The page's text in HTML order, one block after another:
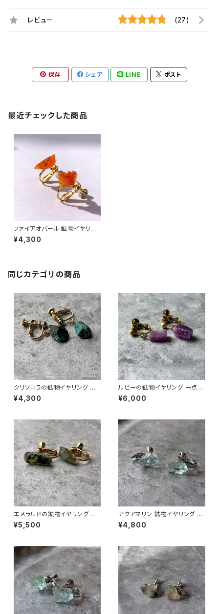
レビュー (27)
保存 シェア LINE ポスト
最近チェックした商品
ファイアオパール 鉱物イヤリン
グ 一点もの 原石 天然石 ハンド
メイド アクセサリー パワースト
¥4,300
同じカテゴリの商品
クリソコラの鉱物イヤリング 一
点もの 原石 天然石 ハンドメイ
ド アクセサリー パワーストーン
¥4,300
ルビーの鉱物イヤリング 一点も
の 原石 天然石 ハンドメイド ア
クセサリー パワーストーン (No.
¥6,000
エメラルドの鉱物イヤリング 一
点もの 原石 天然石 ハンドメイ
ド アクセサリー パワーストーン
¥5,500
アクアマリン 鉱物イヤリング 一
点もの 原石 天然石 ハンドメイ
ド アクセサリー パワーストーン
¥4,800